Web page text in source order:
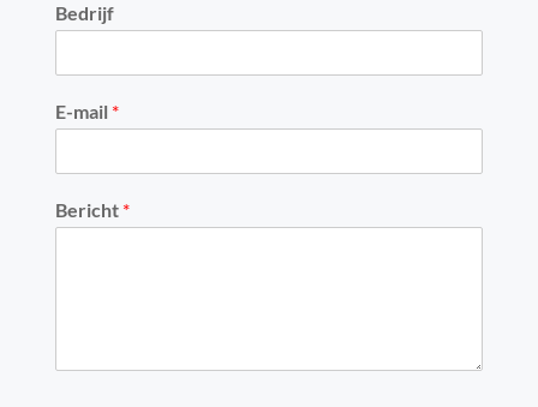
Bedrijf
E-mail *
Bericht *